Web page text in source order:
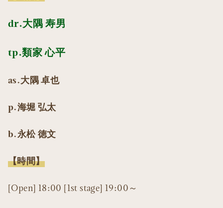
dr.大隅 寿男
tp.類家 心平
as.大隅 卓也
p.海堀 弘太
b.永松 徳文
【時間】
[Open] 18:00 [1st stage] 19:00～